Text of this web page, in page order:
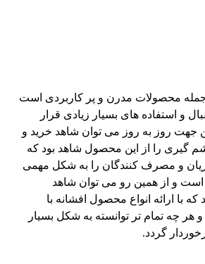
جمله محصولات مدرن و پر کاربردی است
و استفاده های بسیار زیادی قرار
جهت روز به روز می توان شاهد خرید و
گیری را از این محصول شاهد بود که
و مصرف کنندگان را به شکل مهمی
و از همین رو می توان شاهد
که با ارائه انواع محصول افشانه با
و هر چه تمام تر توانسته به شکل بسیار
گردد.